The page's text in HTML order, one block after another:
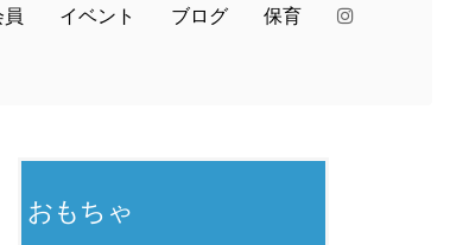
員 イベント ブログ 保育
おもちゃ